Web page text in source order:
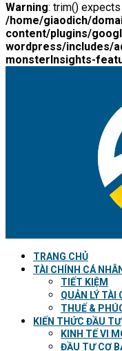
Warning: trim()
/home/giaodich/
content/plugins/
wordpress/includes/
monsterInsights-
TRANG CHỦ
TÀI CHÍNH CÁ NHÂN
TIẾT KIỆM
QUẢN LÝ TÀI
THUẾ &
KIẾN THỨC ĐẦU TƯ
KINH TẾ VI
ĐẦU TƯ CƠ